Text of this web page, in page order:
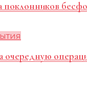
поклонников
очередную